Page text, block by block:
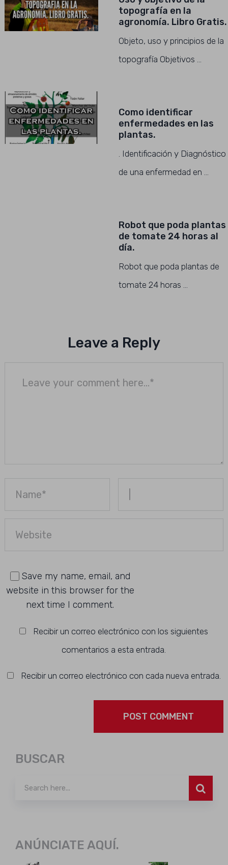
topografía en la
agronomía. Libro Gratis.
Objeto, uso y principios de la
topografía Objetivos …
Como identificar
enfermedades en las
plantas.
. Identificación y Diagnóstico
de una enfermedad en …
Robot que poda plantas
de tomate 24 horas al
día.
Robot que poda plantas de
tomate 24 horas …
Leave a Reply
Save my name, email, and
website in this browser for the
next time I comment.
Recibir un correo electrónico con los siguientes
comentarios a esta entrada.
Recibir un correo electrónico con cada nueva entrada.
BUSCAR
ANÚNCIATE AQUÍ.